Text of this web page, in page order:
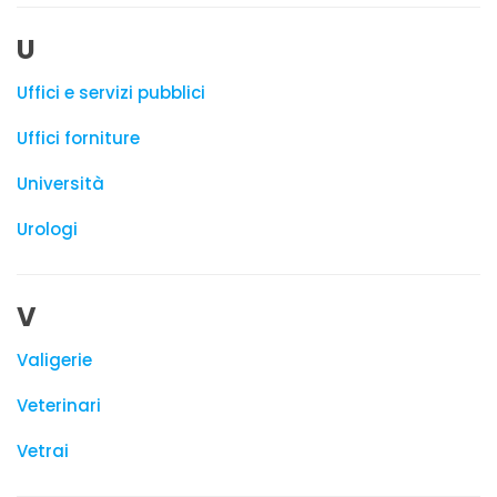
U
Uffici e servizi pubblici
Uffici forniture
Università
Urologi
V
Valigerie
Veterinari
Vetrai